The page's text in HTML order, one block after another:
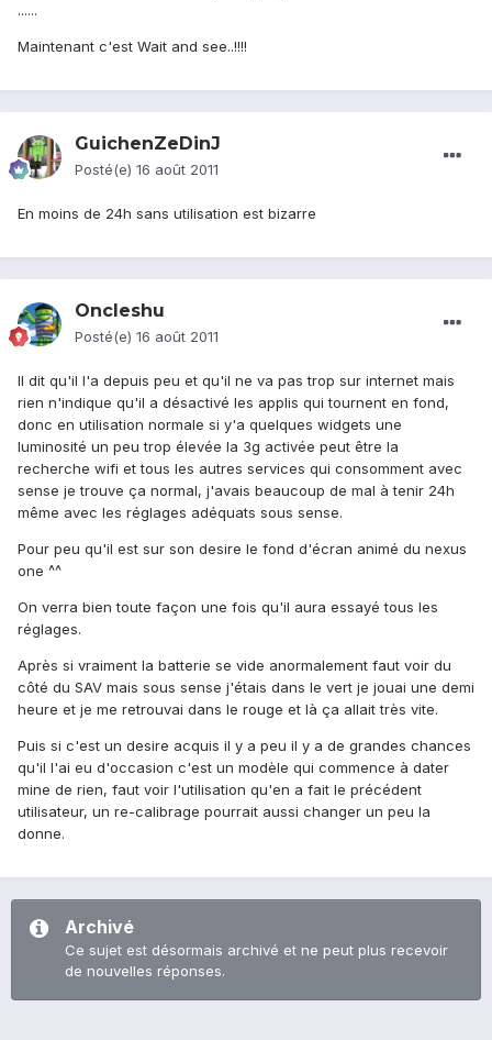
......
Maintenant c'est Wait and see..!!!!
GuichenZeDinJ
Posté(e) 16 août 2011
En moins de 24h sans utilisation est bizarre
Oncleshu
Posté(e) 16 août 2011
Il dit qu'il l'a depuis peu et qu'il ne va pas trop sur internet mais
rien n'indique qu'il a désactivé les applis qui tournent en fond,
donc en utilisation normale si y'a quelques widgets une
luminosité un peu trop élevée la 3g activée peut être la
recherche wifi et tous les autres services qui consomment avec
sense je trouve ça normal, j'avais beaucoup de mal à tenir 24h
même avec les réglages adéquats sous sense.
Pour peu qu'il est sur son desire le fond d'écran animé du nexus
one ^^
On verra bien toute façon une fois qu'il aura essayé tous les
réglages.
Après si vraiment la batterie se vide anormalement faut voir du
côté du SAV mais sous sense j'étais dans le vert je jouai une demi
heure et je me retrouvai dans le rouge et là ça allait très vite.
Puis si c'est un desire acquis il y a peu il y a de grandes chances
qu'il l'ai eu d'occasion c'est un modèle qui commence à dater
mine de rien, faut voir l'utilisation qu'en a fait le précédent
utilisateur, un re-calibrage pourrait aussi changer un peu la
donne.
Archivé
Ce sujet est désormais archivé et ne peut plus recevoir
de nouvelles réponses.